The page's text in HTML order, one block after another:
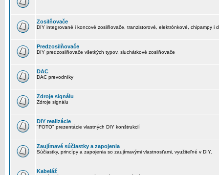
Zosilňovače
DIY integrované i koncové zosilňovače, tranzistorové, elektrónkové, chipampy i
Predzosilňovače
DIY predzosilňovače všetkých typov, sluchátkové zosilňovače
DAC
DAC prevodníky
Zdroje signálu
Zdroje signálu
DIY realizácie
"FOTO" prezentácie vlastných DIY konštrukcií
Zaujímavé súčiastky a zapojenia
Súčiastky, princípy a zapojenia so zaujímavými vlastnosťami, využiteľné v DIY.
Kabeláž